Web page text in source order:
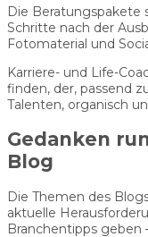
Die Beratungspakete
Schritte nach der
Fotomaterial und
Karriere- und Life-
finden, der, passend
Talenten, organisch
Gedanken
Blog
Die Themen des
aktuelle
Branchentipps geben